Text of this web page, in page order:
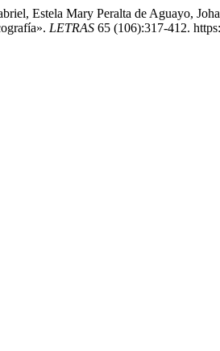
Estela Mary Peralta de Aguayo,
LETRAS 65 (106):317-412.